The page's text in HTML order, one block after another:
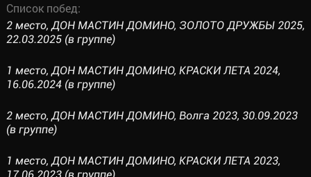
Список побед:
2 место, ДОН МАСТИН ДОМИНО, ЗОЛОТО ДРУЖБЫ 2025,
22.03.2025 (в группе)
1 место, ДОН МАСТИН ДОМИНО, КРАСКИ ЛЕТА 2024,
16.06.2024 (в группе)
2 место, ДОН МАСТИН ДОМИНО, Волга 2023, 30.09.2023
(в группе)
1 место, ДОН МАСТИН ДОМИНО, КРАСКИ ЛЕТА 2023,